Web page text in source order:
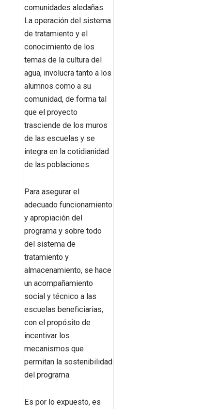
comunidades aledañas.
La operación del sistema
de tratamiento y el
conocimiento de los
temas de la cultura del
agua, involucra tanto a los
alumnos como a su
comunidad, de forma tal
que el proyecto
trasciende de los muros
de las escuelas y se
integra en la cotidianidad
de las poblaciones.
Para asegurar el
adecuado funcionamiento
y apropiación del
programa y sobre todo
del sistema de
tratamiento y
almacenamiento, se hace
un acompañamiento
social y técnico a las
escuelas beneficiarias,
con el propósito de
incentivar los
mecanismos que
permitan la sostenibilidad
del programa.
Es por lo expuesto, es